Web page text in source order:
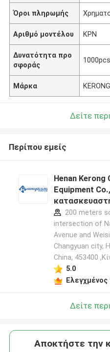
Όροι πληρωμής
Αριθμό μοντέλου ΚΡΝ
Δυνατότητα προ
σφοράς
Μάρκα
Δείτε
Περίπου εμείς
Henan Kerong
Equipment
200 meters
intersection of
Avenue and
Changyuan city,
China, 453400
5.0
Δείτε
Αποκτήστε την